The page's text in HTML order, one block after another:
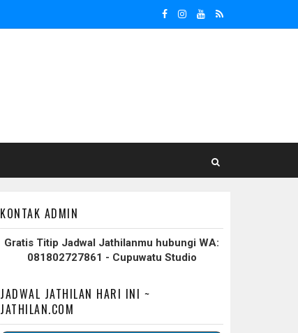
KONTAK ADMIN
Gratis Titip Jadwal Jathilanmu hubungi WA:
081802727861 - Cupuwatu Studio
JADWAL JATHILAN HARI INI ~
JATHILAN.COM